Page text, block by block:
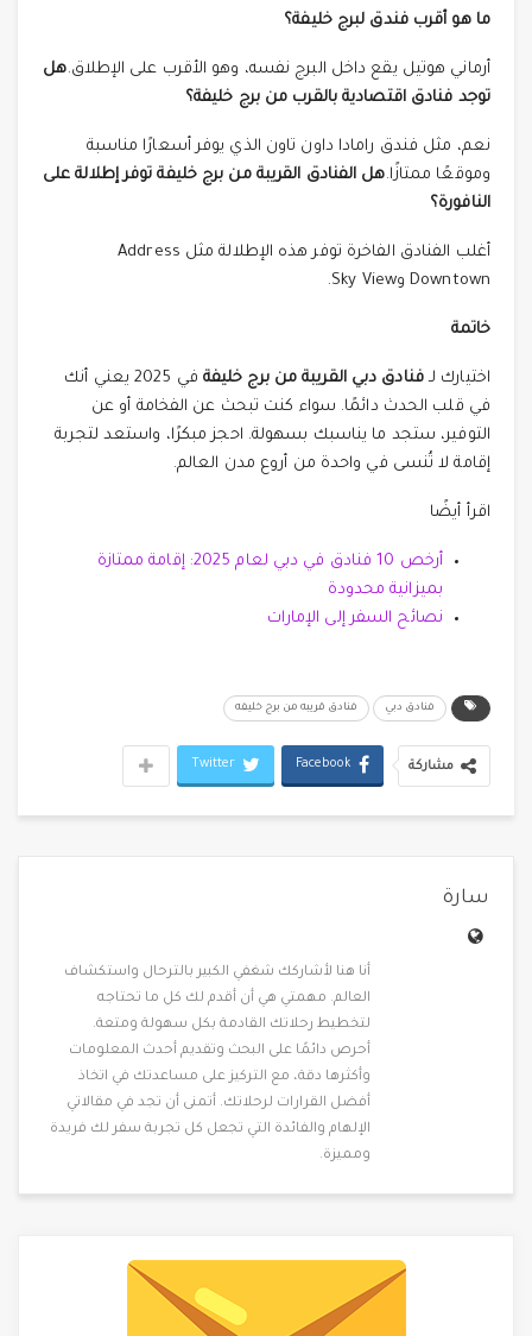
ما هو أقرب فندق لبرج خليفة؟
أرماني هوتيل يقع داخل البرج نفسه، وهو الأقرب على الإطلاق.هل
توجد فنادق اقتصادية بالقرب من برج خليفة؟
نعم، مثل فندق رامادا داون تاون الذي يوفر أسعارًا مناسبة
وموقعًا ممتازًا.هل الفنادق القريبة من برج خليفة توفر إطلالة على
النافورة؟
أغلب الفنادق الفاخرة توفر هذه الإطلالة مثل Address
Downtown وSky View.
خاتمة
اختيارك لـفنادق دبي القريبة من برج خليفة
في 2025 يعني أنك
في قلب الحدث دائمًا. سواء كنت تبحث عن الفخامة أو عن
التوفير، ستجد ما يناسبك بسهولة. احجز مبكرًا، واستعد لتجربة
إقامة لا تُنسى في واحدة من أروع مدن العالم.
اقرأ أيضًا
أرخص 10 فنادق في دبي لعام 2025: إقامة ممتازة
بميزانية محدودة
نصائح السفر إلى الإمارات
فنادق دبي فنادق قريبه من برج خليفه
مشاركة Facebook
Twitter
سارة
أنا هنا لأشاركك شغفي الكبير بالترحال واستكشاف
العالم. مهمتي هي أن أقدم لك كل ما تحتاجه
لتخطيط رحلاتك القادمة بكل سهولة ومتعة.
أحرص دائمًا على البحث وتقديم أحدث المعلومات
وأكثرها دقة، مع التركيز على مساعدتك في اتخاذ
أفضل القرارات لرحلاتك. أتمنى أن تجد في مقالاتي
الإلهام والفائدة التي تجعل كل تجربة سفر لك فريدة
ومميزة.